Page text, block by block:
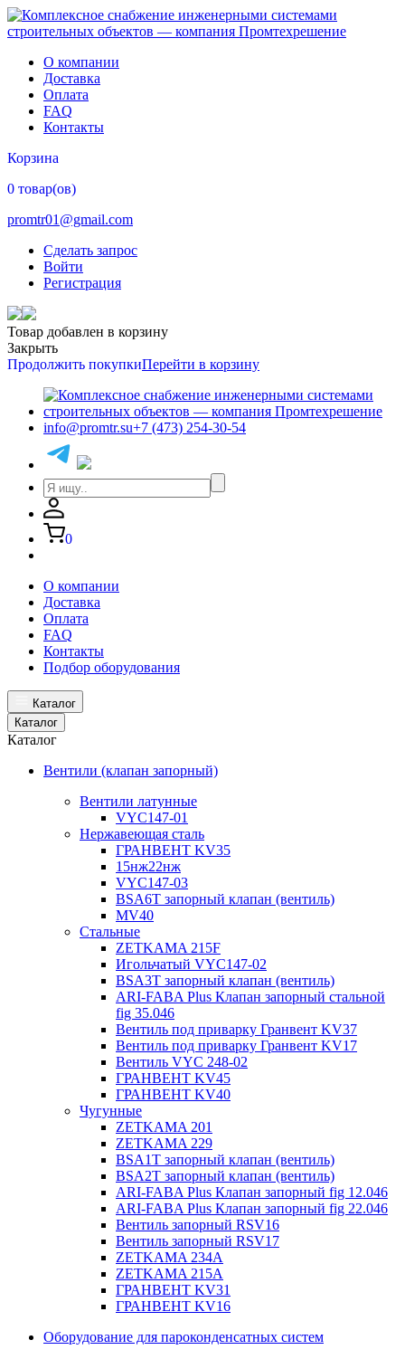
О компании
Доставка
Оплата
FAQ
Контакты
Корзина
0 товар(ов)
promtr01@gmail.com
Сделать запрос
Войти
Регистрация
Товар добавлен в корзину
Закрыть
Продолжить покупкиПерейти в корзину
info@promtr.su+7 (473) 254-30-54
0
О компании
Доставка
Оплата
FAQ
Контакты
Подбор оборудования
Каталог
Каталог
Каталог
Вентили (клапан запорный)
Вентили латунные
VYC147-01
Нержавеющая сталь
ГРАНВЕНТ KV35
15нж22нж
VYC147-03
BSA6T запорный клапан (вентиль)
MV40
Стальные
ZETKAMA 215F
Игольчатый VYC147-02
BSA3T запорный клапан (вентиль)
ARI-FABA Plus Клапан запорный стальной
fig 35.046
Вентиль под приварку Гранвент KV37
Вентиль под приварку Гранвент KV17
Вентиль VYC 248-02
ГРАНВЕНТ KV45
ГРАНВЕНТ KV40
Чугунные
ZETKAMA 201
ZETKAMA 229
BSA1T запорный клапан (вентиль)
BSA2T запорный клапан (вентиль)
ARI-FABA Plus Клапан запорный fig 12.046
ARI-FABA Plus Клапан запорный fig 22.046
Вентиль запорный RSV16
Вентиль запорный RSV17
ZETKAMA 234A
ZETKAMA 215A
ГРАНВЕНТ KV31
ГРАНВЕНТ KV16
Оборудование для пароконденсатных систем